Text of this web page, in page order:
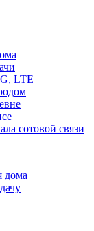
LTE
сотовой связи
дома